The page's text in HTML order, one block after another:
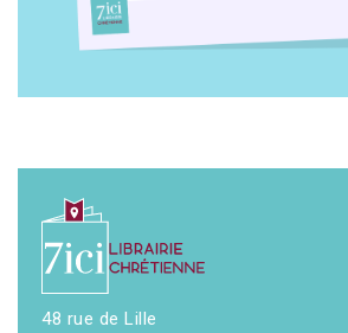
48 rue de Lille